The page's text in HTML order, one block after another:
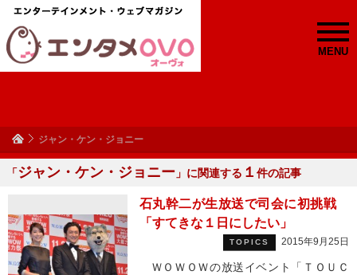
MENU
ジャン・ケン・ジョニー
「ジャン・ケン・ジョニー 」に関連する １ 件の記事
石丸幹二が生放送で司会に初挑戦
「すてきな１日にしたい」
TOPICS 2015年9月25日
ＷＯＷＯＷの放送イベント「ＴＯＵＣ